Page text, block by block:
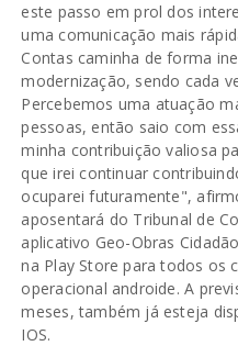
este passo em prol dos
uma comunicação mais
Contas caminha de forma
modernização, sendo cada
Percebemos uma atuação
pessoas, então saio com
minha contribuição valiosa
que irei continuar
ocuparei futuramente",
aposentará do Tribunal de
aplicativo Geo-Obras
na Play Store para todos os
operacional androide. A
meses, também já esteja
IOS.